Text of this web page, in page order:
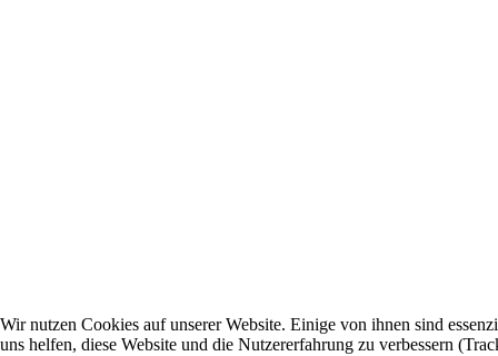
Wir nutzen Cookies auf unserer Website. Einige von ihnen sind
uns helfen, diese Website und die Nutzererfahrung zu verbessern